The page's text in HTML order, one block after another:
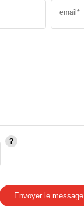
email*
Envoyer le message